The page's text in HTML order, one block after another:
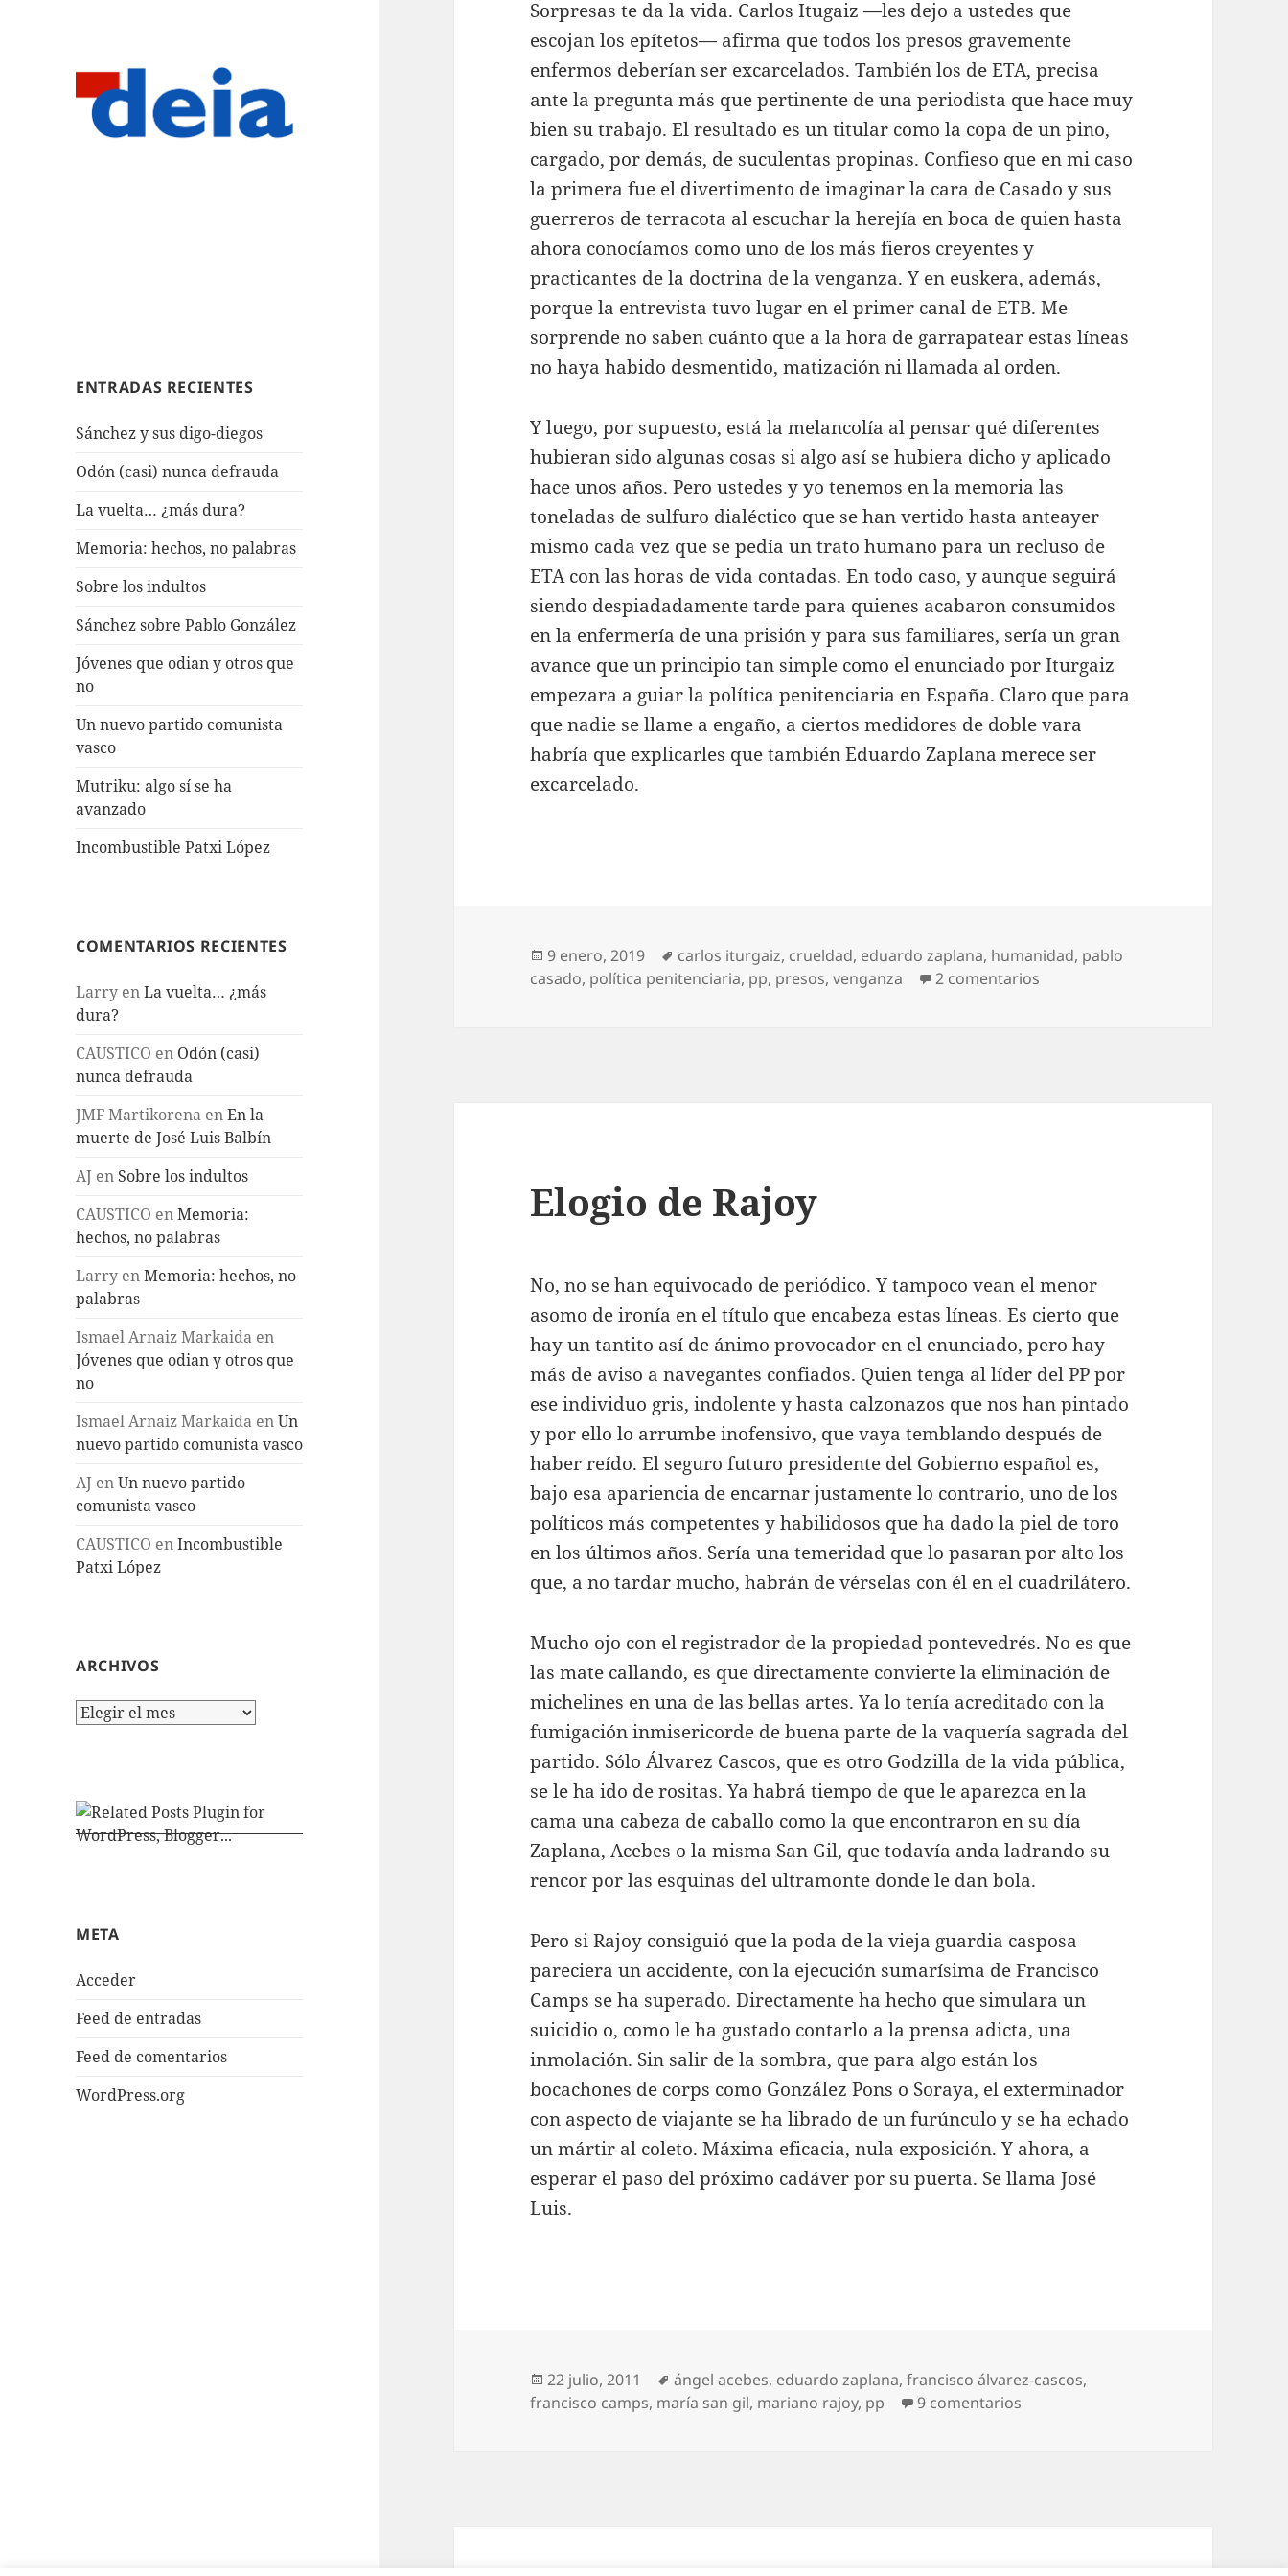
ENTRADAS RECIENTES
Sánchez y sus digo-diegos
Odón (casi) nunca defrauda
La vuelta… ¿más dura?
Memoria: hechos, no palabras
Sobre los indultos
Sánchez sobre Pablo González
Jóvenes que odian y otros que
no
Un nuevo partido comunista
vasco
Mutriku: algo sí se ha
avanzado
Incombustible Patxi López
COMENTARIOS RECIENTES
Larry enLa vuelta… ¿más
dura?
CAUSTICO en Odón (casi)
nunca defrauda
JMF Martikorena enEn la
muerte de José Luis Balbín
AJ en Sobre los indultos
CAUSTICO enMemoria:
hechos, no palabras
Larry enMemoria: hechos, no
palabras
Ismael Arnaiz Markaida en
Jóvenes que odian y otros que
no
Ismael Arnaiz Markaida enUn
nuevo partido comunista vasco
AJ enUn nuevo partido
comunista vasco
CAUSTICO enIncombustible
Patxi López
ARCHIVOS
Archivos
META
Acceder
Feed de entradas
Feed de comentarios
WordPress.org
Sorpresas te da la vida. Carlos Itugaiz —les dejo a ustedes que
escojan los epítetos— afirma que todos los presos gravemente
enfermos deberían ser excarcelados. También los de ETA, precisa
ante la pregunta más que pertinente de una periodista que hace muy
bien su trabajo. El resultado es un titular como la copa de un pino,
cargado, por demás, de suculentas propinas. Confieso que en mi caso
la primera fue el divertimento de imaginar la cara de Casado y sus
guerreros de terracota al escuchar la herejía en boca de quien hasta
ahora conocíamos como uno de los más fieros creyentes y
practicantes de la doctrina de la venganza. Y en euskera, además,
porque la entrevista tuvo lugar en el primer canal de ETB. Me
sorprende no saben cuánto que a la hora de garrapatear estas líneas
no haya habido desmentido, matización ni llamada al orden.
Y luego, por supuesto, está la melancolía al pensar qué diferentes
hubieran sido algunas cosas si algo así se hubiera dicho y aplicado
hace unos años. Pero ustedes y yo tenemos en la memoria las
toneladas de sulfuro dialéctico que se han vertido hasta anteayer
mismo cada vez que se pedía un trato humano para un recluso de
ETA con las horas de vida contadas. En todo caso, y aunque seguirá
siendo despiadadamente tarde para quienes acabaron consumidos
en la enfermería de una prisión y para sus familiares, sería un gran
avance que un principio tan simple como el enunciado por Iturgaiz
empezara a guiar la política penitenciaria en España. Claro que para
que nadie se llame a engaño, a ciertos medidores de doble vara
habría que explicarles que también Eduardo Zaplana merece ser
excarcelado.
Publicado
el
9 enero, 2019 Etiquetas
carlos iturgaiz, crueldad, eduardo zaplana, humanidad, pablo
casado, política penitenciaria, pp, presos,venganza 2 comentarios
Elogio de Rajoy
No, no se han equivocado de periódico. Y tampoco vean el menor
asomo de ironía en el título que encabeza estas líneas. Es cierto que
hay un tantito así de ánimo provocador en el enunciado, pero hay
más de aviso a navegantes confiados. Quien tenga al líder del PP por
ese individuo gris, indolente y hasta calzonazos que nos han pintado
y por ello lo arrumbe inofensivo, que vaya temblando después de
haber reído. El seguro futuro presidente del Gobierno español es,
bajo esa apariencia de encarnar justamente lo contrario, uno de los
políticos más competentes y habilidosos que ha dado la piel de toro
en los últimos años. Sería una temeridad que lo pasaran por alto los
que, a no tardar mucho, habrán de vérselas con él en el cuadrilátero.
Mucho ojo con el registrador de la propiedad pontevedrés. No es que
las mate callando, es que directamente convierte la eliminación de
michelines en una de las bellas artes. Ya lo tenía acreditado con la
fumigación inmisericorde de buena parte de la vaquería sagrada del
partido. Sólo Álvarez Cascos, que es otro Godzilla de la vida pública,
se le ha ido de rositas. Ya habrá tiempo de que le aparezca en la
cama una cabeza de caballo como la que encontraron en su día
Zaplana, Acebes o la misma San Gil, que todavía anda ladrando su
rencor por las esquinas del ultramonte donde le dan bola.
Pero si Rajoy consiguió que la poda de la vieja guardia casposa
pareciera un accidente, con la ejecución sumarísima de Francisco
Camps se ha superado. Directamente ha hecho que simulara un
suicidio o, como le ha gustado contarlo a la prensa adicta, una
inmolación. Sin salir de la sombra, que para algo están los
bocachones de corps como González Pons o Soraya, el exterminador
con aspecto de viajante se ha librado de un furúnculo y se ha echado
un mártir al coleto. Máxima eficacia, nula exposición. Y ahora, a
esperar el paso del próximo cadáver por su puerta. Se llama José
Luis.
Publicado
el
22 julio, 2011 Etiquetas
ángel acebes, eduardo zaplana,francisco álvarez-cascos,
francisco camps, maría san gil, mariano rajoy, pp 9 comentarios